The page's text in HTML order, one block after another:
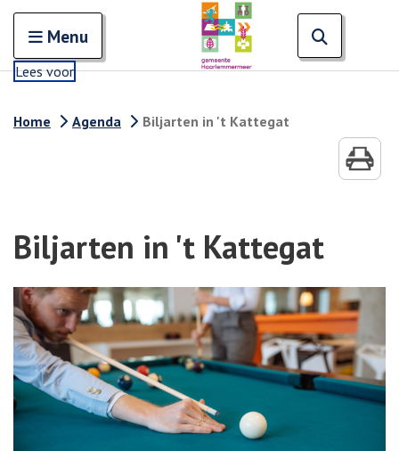
Open en sluit het
Menu
Lees voor
Home Agenda Biljarten in 't Kattegat
Biljarten in 't Kattegat